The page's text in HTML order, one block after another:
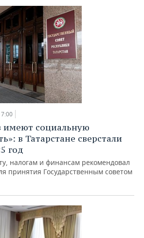
имеют социальную
в Татарстане сверстали
год
налогам и финансам рекомендовал
принятия Государственным советом